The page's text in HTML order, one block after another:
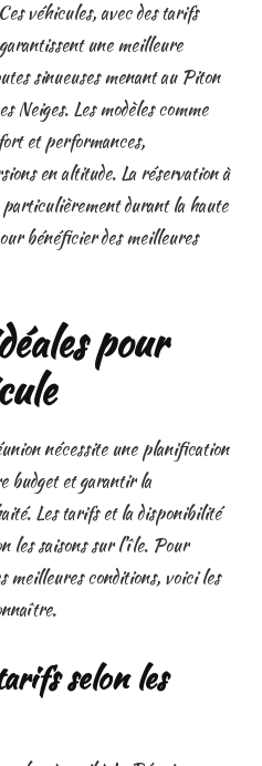
véhicules, avec des tarifs
une meilleure
sinueuses menant au Piton
Neiges. Les modèles comme
et performances,
en altitude. La réservation à
particulièrement durant la haute
bénéficier des meilleures
pour
nécessite une planification
budget et garantir la
Les tarifs et la disponibilité
les saisons sur l’île. Pour
meilleures conditions, voici les
selon les